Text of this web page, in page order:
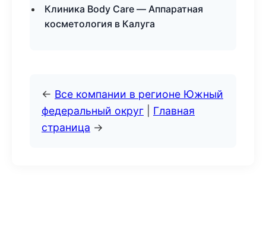
Клиника Body Care — Аппаратная
косметология в Калуга
← Все компании в регионе Южный
федеральный округ
Главная
страница →